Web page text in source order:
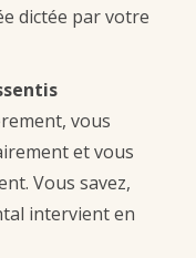
dictée par votre
vous
et vous
Vous savez,
intervient en